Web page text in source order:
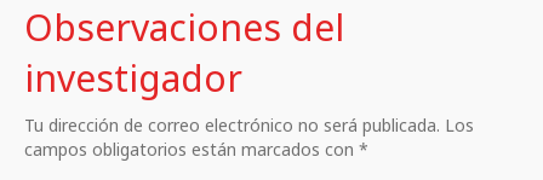
Observaciones del
investigador
Tu dirección de correo electrónico no será publicada. Los
campos obligatorios están marcados con *